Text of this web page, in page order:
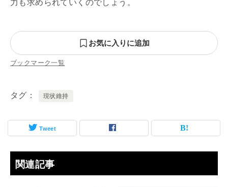
力も求められていくのでしょう。
お気に入りに追加
ブックマーク一覧
タグ 現状維持
Tweet
関連記事